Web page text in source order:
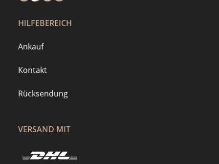
HILFEBEREICH
Ankauf
Kontakt
Rücksendung
VERSAND MIT